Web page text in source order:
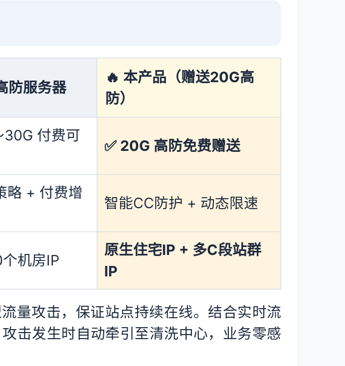
防服务器
🔥 本产品（赠送20G高
防）
30G 付费可
✅ 20G 高防免费赠送
略 + 付费增
智能CC防护 + 动态限速
机房IP
原生住宅IP + 多C段站群
IP
量攻击，保证站点持续在线。结合实时流
击发生时自动牵引至清洗中心，业务零感